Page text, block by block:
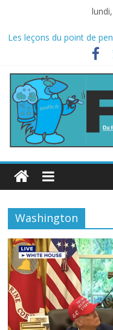
Les leçons du point de
Le football italien
La FIFA veut vendre une
privés, la planète football
Les curiosités de la Coupe
L’Inde et la Chine, trop
Washington